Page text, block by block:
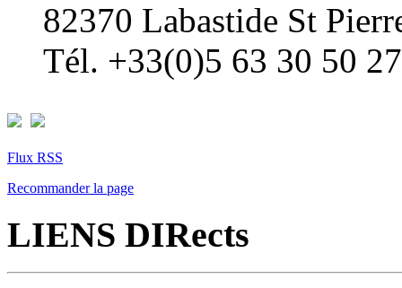
82370 Labastide St
Tél. +33(0)5 63 30 50 27
Flux RSS
Recommander la page
LIENS DIRects